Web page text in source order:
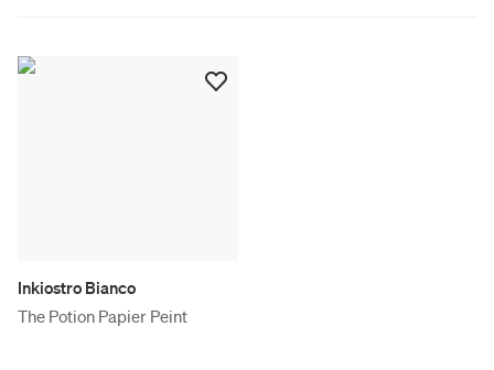
Inkiostro Bianco
The Potion Papier Peint